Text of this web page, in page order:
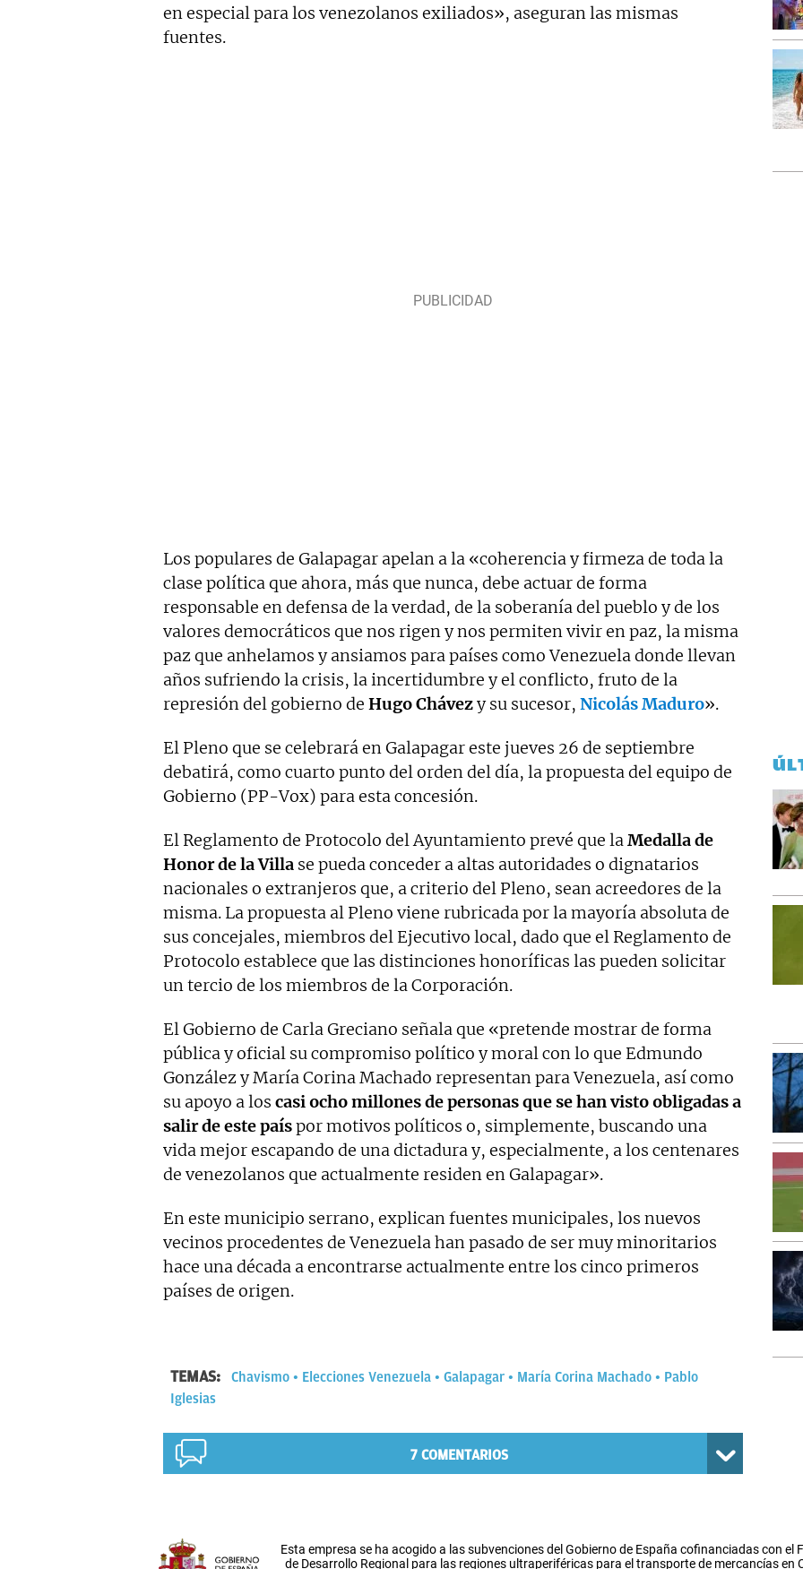
en especial para los venezolanos exiliados», aseguran las mismas
fuentes.
Los populares de Galapagar apelan a la «coherencia y firmeza de toda la
clase política que ahora, más que nunca, debe actuar de forma
responsable en defensa de la verdad, de la soberanía del pueblo y de los
valores democráticos que nos rigen y nos permiten vivir en paz, la misma
paz que anhelamos y ansiamos para países como Venezuela donde llevan
años sufriendo la crisis, la incertidumbre y el conflicto, fruto de la
represión del gobierno de Hugo Chávezy su sucesor, Nicolás Maduro».
El Pleno que se celebrará en Galapagar este jueves 26 de septiembre
debatirá, como cuarto punto del orden del día, la propuesta del equipo de
Gobierno (PP-Vox) para esta concesión.
El Reglamento de Protocolo del Ayuntamiento prevé que laMedalla de
Honor de la Villa se pueda conceder a altas autoridades o dignatarios
nacionales o extranjeros que, a criterio del Pleno, sean acreedores de la
misma. La propuesta al Pleno viene rubricada por la mayoría absoluta de
sus concejales, miembros del Ejecutivo local, dado que el Reglamento de
Protocolo establece que las distinciones honoríficas las pueden solicitar
un tercio de los miembros de la Corporación.
El Gobierno de Carla Greciano señala que «pretende mostrar de forma
pública y oficial su compromiso político y moral con lo que Edmundo
González y María Corina Machado representan para Venezuela, así como
su apoyo a los casi ocho millones de personas que se han visto obligadas a
salir de este paíspor motivos políticos o, simplemente, buscando una
vida mejor escapando de una dictadura y, especialmente, a los centenares
de venezolanos que actualmente residen en Galapagar».
En este municipio serrano, explican fuentes municipales, los nuevos
vecinos procedentes de Venezuela han pasado de ser muy minoritarios
hace una década a encontrarse actualmente entre los cinco primeros
países de origen.
TEMAS: Chavismo Elecciones Venezuela Galapagar María Corina Machado
Pablo
Iglesias
7 COMENTARIOS
Esta empresa se ha acogido a las subvenciones del Gobierno de España cofinanciadas con el
de Desarrollo Regional para las regiones ultraperiféricas para el transporte de mercancías en